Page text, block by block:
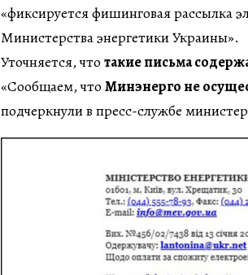
«фиксируется фишинговая рассылка
Министерства энергетики Украины».
Уточняется, что такие письма
«Сообщаем, что Минэнерго не
подчеркнули в пресс-службе